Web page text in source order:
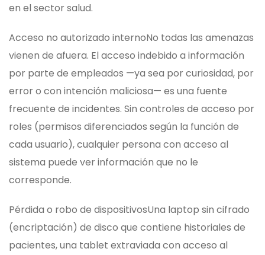
en el sector salud.
Acceso no autorizado internoNo todas las amenazas
vienen de afuera. El acceso indebido a información
por parte de empleados —ya sea por curiosidad, por
error o con intención maliciosa— es una fuente
frecuente de incidentes. Sin controles de acceso por
roles (permisos diferenciados según la función de
cada usuario), cualquier persona con acceso al
sistema puede ver información que no le
corresponde.
Pérdida o robo de dispositivosUna laptop sin cifrado
(encriptación) de disco que contiene historiales de
pacientes, una tablet extraviada con acceso al